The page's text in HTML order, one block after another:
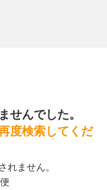
せんでした。
度検索してくだ
れません。